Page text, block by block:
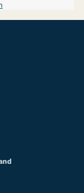
Goes
Beveland